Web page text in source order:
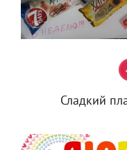
Сладкий